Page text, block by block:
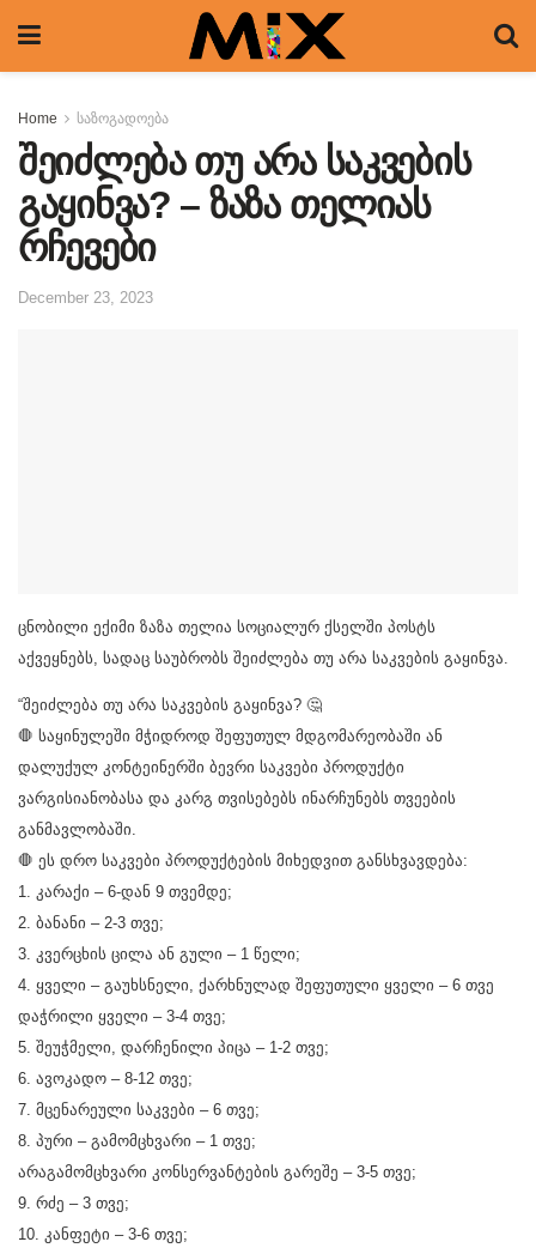
Home საზოგადოება
შეიძლება თუ არა საკვების
გაყინვა? – ზაზა თელიას
რჩევები
December 23, 2023
ცნობილი ექიმი ზაზა თელია სოციალურ ქსელში პოსტს
აქვეყნებს, სადაც საუბრობს შეიძლება თუ არა საკვების გაყინვა.
“შეიძლება თუ არა საკვების გაყინვა? 🤔
🛑 საყინულეში მჭიდროდ შეფუთულ მდგომარეობაში ან
დალუქულ კონტეინერში ბევრი საკვები პროდუქტი
ვარგისიანობასა და კარგ თვისებებს ინარჩუნებს თვეების
განმავლობაში.
🛑 ეს დრო საკვები პროდუქტების მიხედვით განსხვავდება:
1. კარაქი – 6-დან 9 თვემდე;
2. ბანანი – 2-3 თვე;
3. კვერცხის ცილა ან გული – 1 წელი;
4. ყველი – გაუხსნელი, ქარხნულად შეფუთული ყველი – 6 თვე
დაჭრილი ყველი – 3-4 თვე;
5. შეუჭმელი, დარჩენილი პიცა – 1-2 თვე;
6. ავოკადო – 8-12 თვე;
7. მცენარეული საკვები – 6 თვე;
8. პური – გამომცხვარი – 1 თვე;
არაგამომცხვარი კონსერვანტების გარეშე – 3-5 თვე;
9. რძე – 3 თვე;
10. კანფეტი – 3-6 თვე;